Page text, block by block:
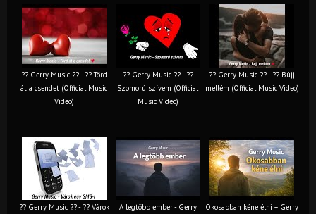
?? Gerry Music ?? - ?? Törd
át a csendet (Official Music
Video)
?? Gerry Music ?? - ??
Szomorú szívem (Official
Music Video)
?? Gerry Music ?? - ?? Bújj
mellém (Official Music Video)
?? Gerry Music ?? - ?? Várok
A legtöbb ember - Gerry
Okosabban kéne élni – Gerry